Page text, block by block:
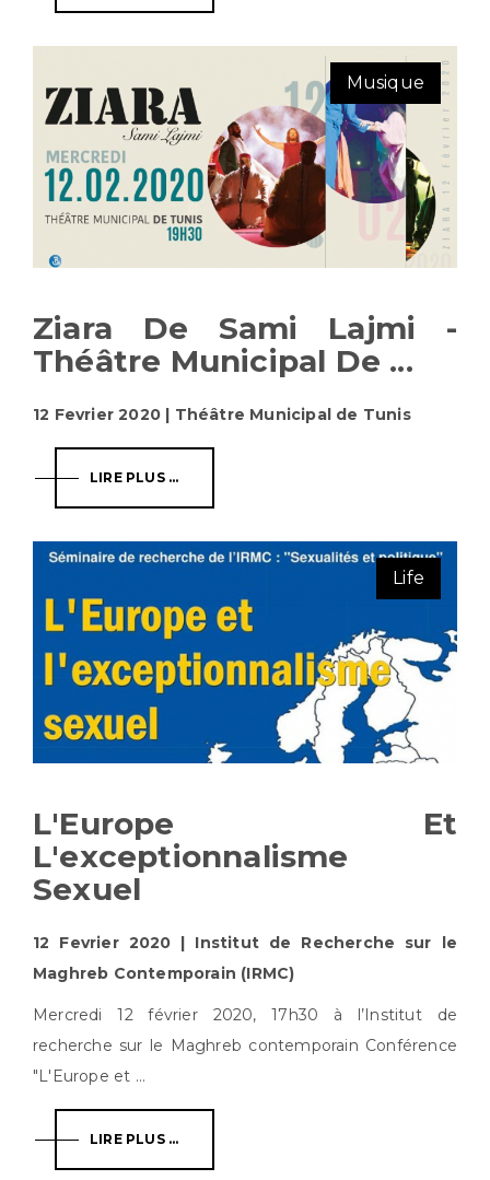
Musique
Ziara De Sami Lajmi -
Théâtre Municipal De ...
12 Fevrier 2020 | Théâtre Municipal de Tunis
LIRE PLUS ...
Life
L'Europe Et
L'exceptionnalisme
Sexuel
12 Fevrier 2020 | Institut de Recherche sur le
Maghreb Contemporain (IRMC)
Mercredi 12 février 2020, 17h30 à l’Institut de
recherche sur le Maghreb contemporain Conférence
"L'Europe et ...
LIRE PLUS ...